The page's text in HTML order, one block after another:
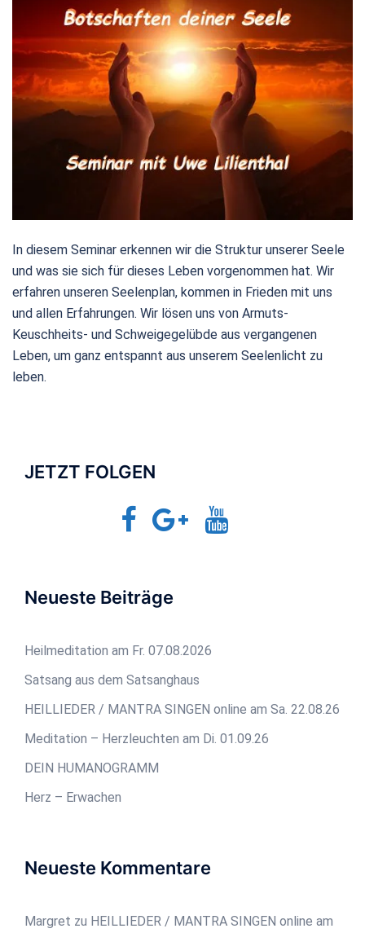
In diesem Seminar erkennen wir die Struktur unserer Seele
und was sie sich für dieses Leben vorgenommen hat. Wir
erfahren unseren Seelenplan, kommen in Frieden mit uns
und allen Erfahrungen. Wir lösen uns von Armuts-
Keuschheits- und Schweigegelübde aus vergangenen
Leben, um ganz entspannt aus unserem Seelenlicht zu
leben.
JETZT FOLGEN
Facebook Google+
Neueste Beiträge
Heilmeditation am Fr. 07.08.2026
Satsang aus dem Satsanghaus
HEILLIEDER / MANTRA SINGEN online am Sa. 22.08.26
Meditation – Herzleuchten am Di. 01.09.26
DEIN HUMANOGRAMM
Herz – Erwachen
Neueste Kommentare
Margret zu HEILLIEDER / MANTRA SINGEN online am